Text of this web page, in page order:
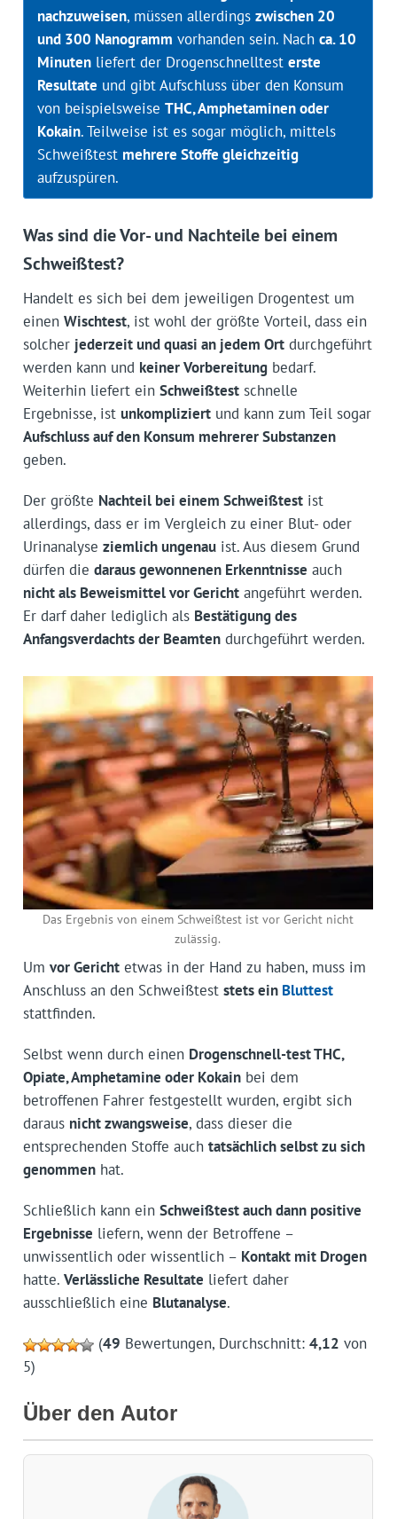
nachzuweisen, müssen allerdings zwischen 20
und 300 Nanogramm vorhanden sein. Nach ca. 10
Minutenliefert der Drogenschnelltest erste
Resultate und gibt Aufschluss über den Konsum
von beispielsweise THC, Amphetaminen oder
Kokain. Teilweise ist es sogar möglich, mittels
Schweißtest mehrere Stoffe gleichzeitig
aufzuspüren.
Was sind die Vor- und Nachteile bei einem
Schweißtest?
Handelt es sich bei dem jeweiligen Drogentest um
einen Wischtest, ist wohl der größte Vorteil, dass ein
solcher jederzeit und quasi an jedem Ortdurchgeführt
werden kann und keiner Vorbereitungbedarf.
Weiterhin liefert ein Schweißtestschnelle
Ergebnisse, ist unkompliziertund kann zum Teil sogar
Aufschluss auf den Konsum mehrerer Substanzen
geben.
Der größte Nachteil bei einem Schweißtestist
allerdings, dass er im Vergleich zu einer Blut- oder
Urinanalyse ziemlich ungenauist. Aus diesem Grund
dürfen die daraus gewonnenen Erkenntnisse auch
nicht als Beweismittel vor Gerichtangeführt werden.
Er darf daher lediglich als Bestätigung des
Anfangsverdachts der Beamtendurchgeführt werden.
Das Ergebnis von einem Schweißtest ist vor Gericht nicht
zulässig.
Um vor Gerichtetwas in der Hand zu haben, muss im
Anschluss an den Schweißtest stets ein Bluttest
stattfinden.
Selbst wenn durch einen Drogenschnell-test THC,
Opiate, Amphetamine oder Kokainbei dem
betroffenen Fahrer festgestellt wurden, ergibt sich
daraus nicht zwangsweise, dass dieser die
entsprechenden Stoffe auch tatsächlich selbst zu sich
genommenhat.
Schließlich kann ein Schweißtest auch dann positive
Ergebnisse liefern, wenn der Betroffene –
unwissentlich oder wissentlich – Kontakt mit Drogen
hatte. Verlässliche Resultate liefert daher
ausschließlich eine Blutanalyse.
(49 Bewertungen, Durchschnitt: 4,12 von
5)
Über den Autor